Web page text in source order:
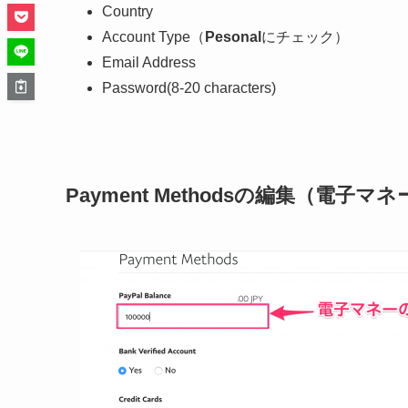
Country
Account Type（ Pesonal にチェック）
Email Address
Password(8-20 characters)
Payment Methodsの編集（電子マネ